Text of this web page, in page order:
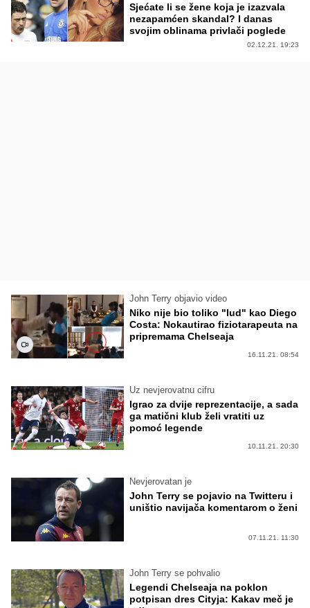
Sjećate li se žene koja je izazvala
nezapamćen skandal? I danas
svojim oblinama privlači poglede
02.12.21. 19:23
John Terry objavio video
Niko nije bio toliko "lud" kao Diego
Costa: Nokautirao fiziotarapeuta na
pripremama Chelseaja
16.11.21. 08:54
Uz nevjerovatnu cifru
Igrao za dvije reprezentacije, a sada
ga matični klub želi vratiti uz
pomoć legende
10.11.21. 20:30
Nevjerovatan je
John Terry se pojavio na Twitteru i
uništio navijača komentarom o ženi
07.11.21. 11:30
John Terry se pohvalio
Legendi Chelseaja na poklon
potpisan dres Cityja: Kakav meč je